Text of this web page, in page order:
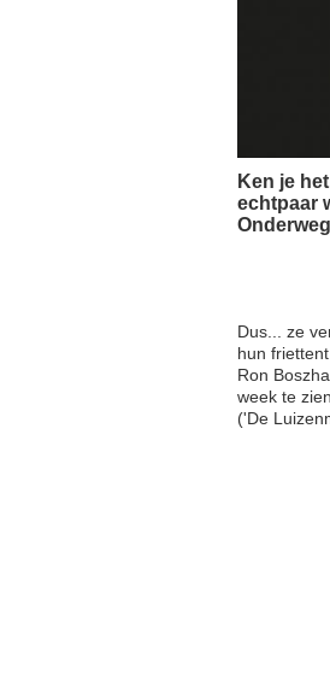
Ken je
echtpaar
Dus... ze
hun
Ron
week te
('De